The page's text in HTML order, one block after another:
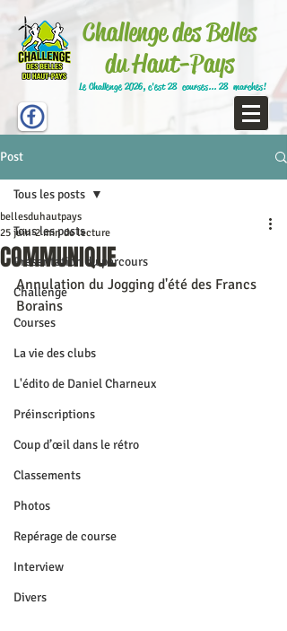
Challenge des Belles
du Haut-Pays
Le Challenge 2026, c'est 28 courses... 28 marches!
Post
Tous les posts
Présentation du parcours
Challenge
Courses
La vie des clubs
L'édito de Daniel Charneux
Préinscriptions
Coup d’œil dans le rétro
Classements
Photos
Repérage de course
Interview
Divers
Tous les posts
COMMUNIQUE
bellesduhautpays
25 juin 2 min de lecture
Annulation du Jogging d'été des Francs
Borains